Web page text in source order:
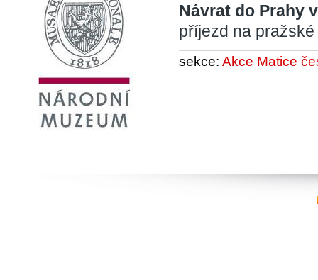
Návrat do Prahy
příjezd na
sekce: Akce Matice